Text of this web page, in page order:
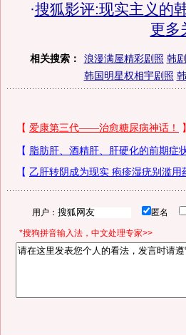
·搜狐影评:现实主义的
更多
相关搜索： 浪漫满屋精彩剧照 韩
韩国明星权相宇剧照
用户： 匿名
*搜狗拼音输入法，中文处理专家>>